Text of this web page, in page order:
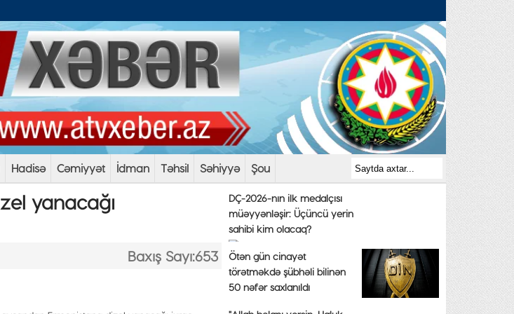
Hadisə Cəmiyyət İdman Təhsil Səhiyyə Şou
yanacağı
Baxış Sayı:653
DÇ-2026-nın ilk medalçısı
müəyyənləşir: Üçüncü yerin
sahibi kim olacaq?
Ötən gün cinayət
törətməkdə şübhəli bilinən
50 nəfər saxlanıldı